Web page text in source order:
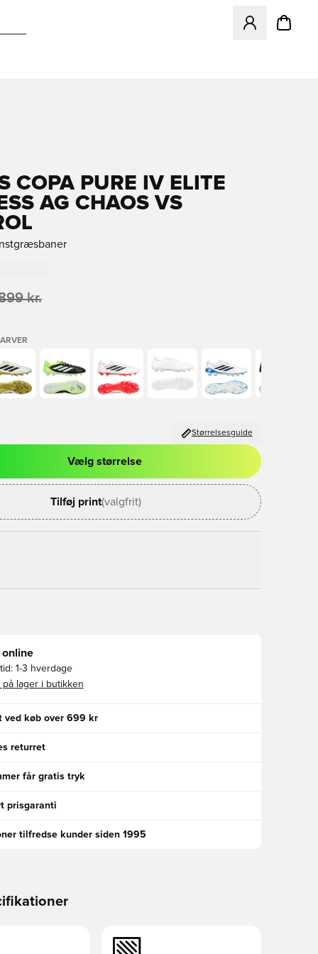
Åbner en
COPA PURE IV ELITE
AG CHAOS VS
kr.
Størrelsesguide
til at logge ind eller tilmelde dig som medlem
Vælg størrelse
Tilføj print(valgfrit)
online
1-3 hverdage
på lager i butikken
ved køb over 699 kr
returret
får gratis tryk
prisgaranti
tilfredse kunder siden 1995